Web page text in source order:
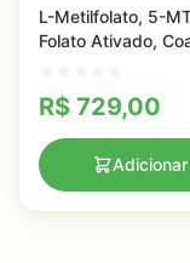
L-Metilfolato, 5-
Folato Ativado,
R$ 729,00
Adicionar